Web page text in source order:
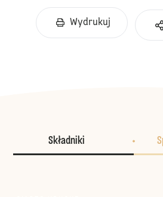
Wydrukuj
Składniki